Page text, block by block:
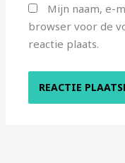
Mijn naam, e-
browser voor de
reactie plaats.